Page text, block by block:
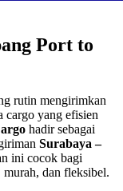
Port to
rutin mengirimkan
cargo yang efisien
hadir sebagai
Surabaya –
ini cocok bagi
dan fleksibel.